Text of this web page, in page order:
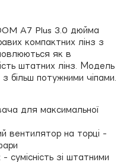
A7 Plus 3.0 дюйма
компактних лінз з
як в
штатних лінз. Модель
більш потужними чіпами.
для максимальної
вентилятор на торці -
- сумісність зі штатними